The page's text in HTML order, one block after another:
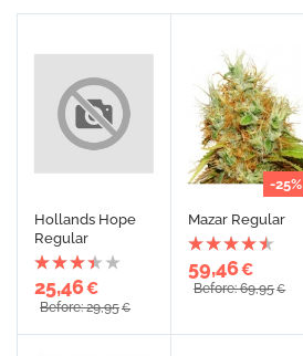
Hollands Hope
Regular
25,46€
Before: 29,95€
-25%
Mazar Regular
59,46€
Before: 69,95€